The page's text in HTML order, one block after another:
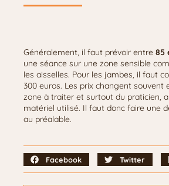
Généralement, il faut prévoir entre 85
une séance sur une zone sensible
les aisselles. Pour les jambes, il faut
300 euros. Les prix changent souvent
zone à traiter et surtout du praticien,
matériel utilisé. Il faut donc faire une
au préalable.
Facebook Twitter